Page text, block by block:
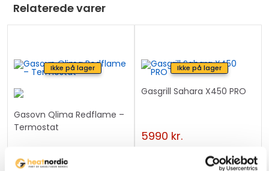
Relaterede varer
Ikke på lager
Gasovn Qlima Redflame –
Termostat
3270kr. 2240
Ikke på lager
Gasgrill Sahara X450 PRO
5990 kr.